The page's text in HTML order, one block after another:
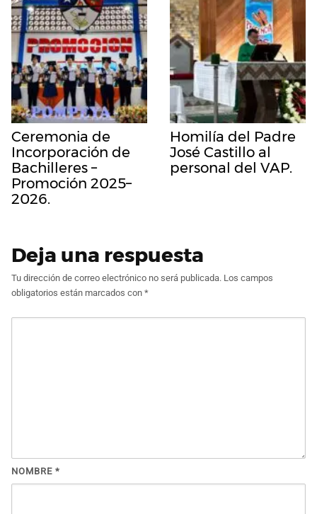
Ceremonia de
Incorporación de
Bachilleres –
Promoción 2025–
2026.
Homilía del Padre
José Castillo al
personal del VAP.
Deja una respuesta
Tu dirección de correo electrónico no será publicada. Los campos
obligatorios están marcados con *
NOMBRE *